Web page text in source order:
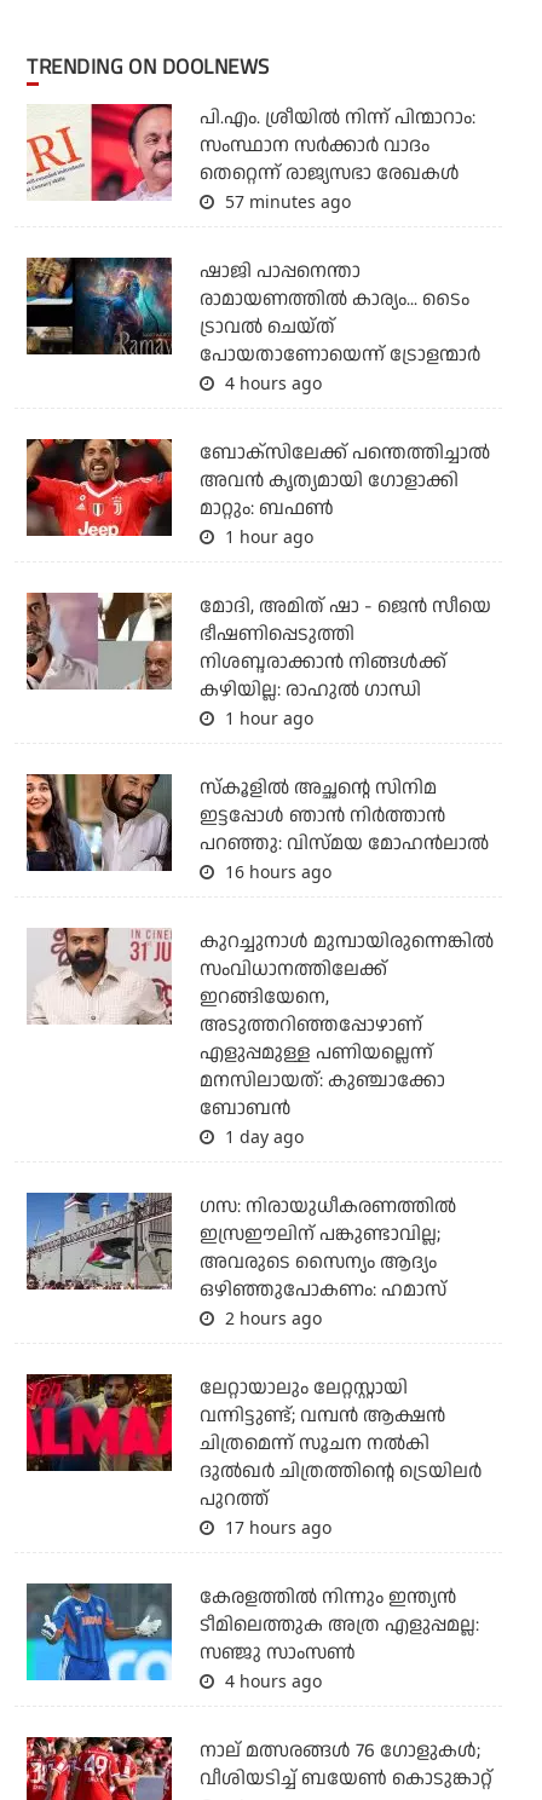
TRENDING ON DOOLNEWS
പി.എം. ശ്രീയില്‍ നിന്ന് പിന്മാറാം:
സംസ്ഥാന സര്‍ക്കാര്‍ വാദം
തെറ്റെന്ന് രാജ്യസഭാ രേഖകള്‍
57 minutes ago
ഷാജി പാപ്പനെന്താ
രാമായണത്തില്‍ കാര്യം... ടൈം
ട്രാവല്‍ ചെയ്ത്
പോയതാണോയെന്ന് ട്രോളന്മാര്‍
4 hours ago
ബോക്സിലേക്ക് പന്തെത്തിച്ചാല്‍
അവന്‍ കൃത്യമായി ഗോളാക്കി
മാറ്റും: ബഫണ്‍
1 hour ago
മോദി, അമിത് ഷാ - ജെന്‍ സീയെ
ഭീഷണിപ്പെടുത്തി
നിശബ്ദരാക്കാന്‍ നിങ്ങള്‍ക്ക്
കഴിയില്ല: രാഹുല്‍ ഗാന്ധി
1 hour ago
സ്കൂളിൽ അച്ഛന്റെ സിനിമ
ഇട്ടപ്പോൾ ഞാൻ നിർത്താൻ
പറഞ്ഞു: വിസ്മയ മോഹൻലാൽ
16 hours ago
കുറച്ചുനാള്‍ മുമ്പായിരുന്നെങ്കില്‍
സംവിധാനത്തിലേക്ക്
ഇറങ്ങിയേനെ,
അടുത്തറിഞ്ഞപ്പോഴാണ്
എളുപ്പമുള്ള പണിയല്ലെന്ന്
മനസിലായത്: കുഞ്ചാക്കോ
ബോബന്‍
1 day ago
ഗസ: നിരായുധീകരണത്തില്‍
ഇസ്രഈലിന് പങ്കുണ്ടാവില്ല;
അവരുടെ സൈന്യം ആദ്യം
ഒഴിഞ്ഞുപോകണം: ഹമാസ്
2 hours ago
ലേറ്റായാലും ലേറ്റസ്റ്റായി
വന്നിട്ടുണ്ട്; വമ്പന്‍ ആക്ഷന്‍
ചിത്രമെന്ന് സൂചന നല്‍കി
ദുല്‍ഖര്‍ ചിത്രത്തിന്റെ ട്രെയിലര്‍
പുറത്ത്
17 hours ago
കേരളത്തില്‍ നിന്നും ഇന്ത്യന്‍
ടീമിലെത്തുക അത്ര എളുപ്പമല്ല:
സഞ്ജു സാംസണ്‍
4 hours ago
നാല് മത്സരങ്ങൾ 76 ഗോളുകൾ;
വീശിയടിച്ച് ബയേൺ കൊടുങ്കാറ്റ്